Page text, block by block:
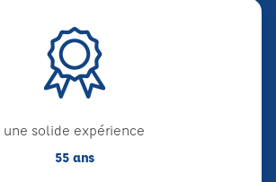
une solide expérience
55 ans